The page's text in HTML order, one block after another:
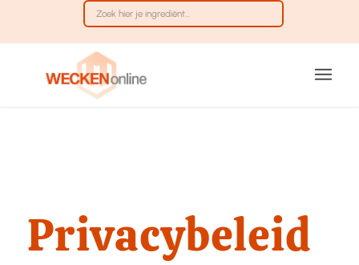
Privacybeleid